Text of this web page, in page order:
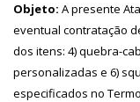
Objeto: A presente
eventual contratação
dos itens: 4) quebra-
personalizadas e 6)
especificados no